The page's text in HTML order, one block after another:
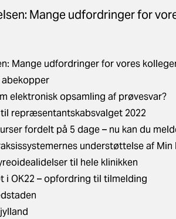
Mange udfordringer for
Mange udfordringer for vores
elektronisk opsamling af prøvesvar?
repræsentantskabsvalget 2022
fordelt på 5 dage – nu kan du
understøttelse af
til hele klinikken
i OK22 – opfordring til tilmelding